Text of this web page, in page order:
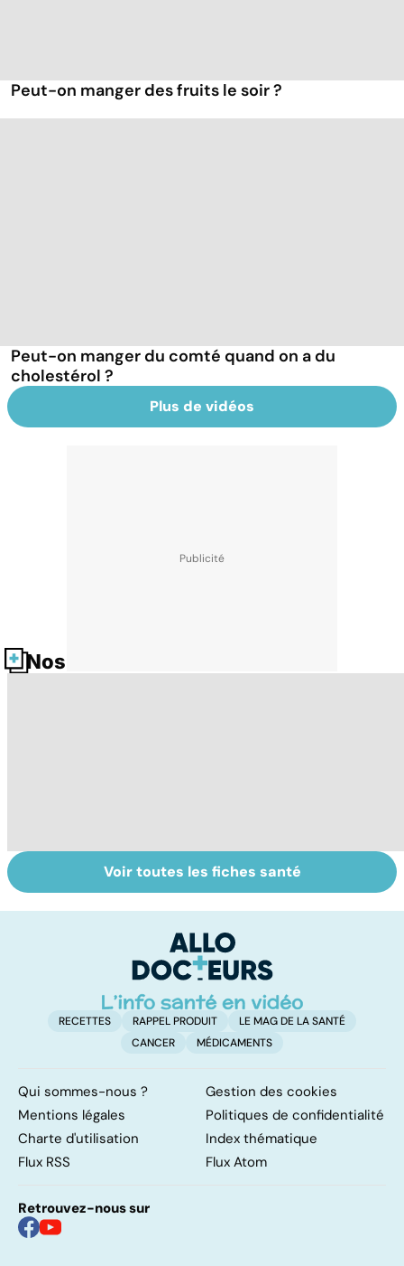
Peut-on manger des fruits le soir ?
Peut-on manger du comté quand on a du
cholestérol ?
Plus de vidéos
Nos fiches santé
Le magnésium,
un oligo-élément
Intestin irritable :
le régime
solution ?
Voir toutes les fiches santé
RECETTES RAPPEL PRODUIT
LE MAG DE LA SANTÉ
CANCER
MÉDICAMENTS
Qui sommes-nous ?
Gestion des cookies
Mentions légales
Politiques de confidentialité
Charte d'utilisation
Index thématique
Flux RSS
Flux Atom
Retrouvez-nous sur